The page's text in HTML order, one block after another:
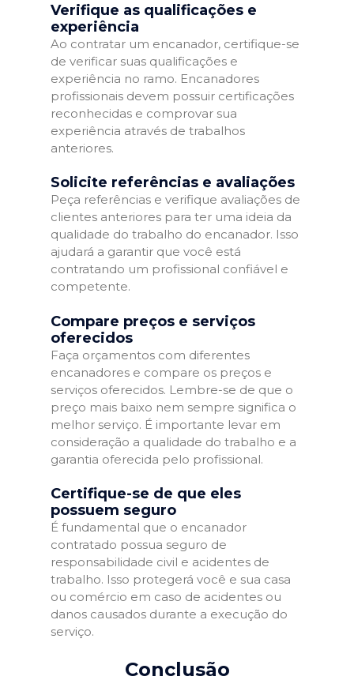
Verifique as qualificações e
experiência
Ao contratar um encanador, certifique-se
de verificar suas qualificações e
experiência no ramo. Encanadores
profissionais devem possuir certificações
reconhecidas e comprovar sua
experiência através de trabalhos
anteriores.
Solicite referências e avaliações
Peça referências e verifique avaliações de
clientes anteriores para ter uma ideia da
qualidade do trabalho do encanador. Isso
ajudará a garantir que você está
contratando um profissional confiável e
competente.
Compare preços e serviços
oferecidos
Faça orçamentos com diferentes
encanadores e compare os preços e
serviços oferecidos. Lembre-se de que o
preço mais baixo nem sempre significa o
melhor serviço. É importante levar em
consideração a qualidade do trabalho e a
garantia oferecida pelo profissional.
Certifique-se de que eles
possuem seguro
É fundamental que o encanador
contratado possua seguro de
responsabilidade civil e acidentes de
trabalho. Isso protegerá você e sua casa
ou comércio em caso de acidentes ou
danos causados durante a execução do
serviço.
Conclusão